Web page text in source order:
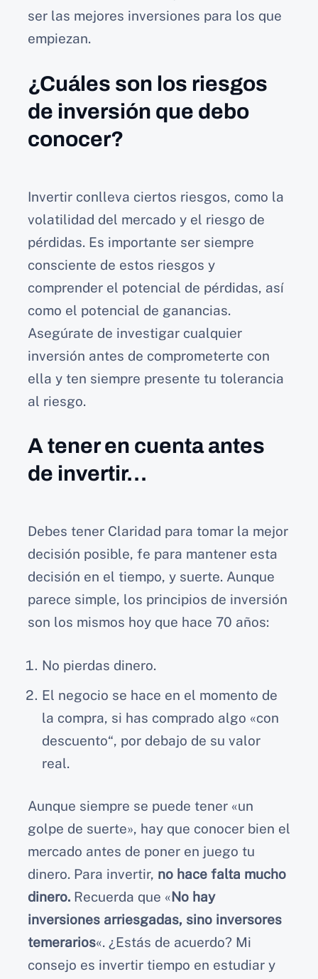
ser las mejores inversiones para los que
empiezan.
¿Cuáles son los riesgos
de inversión que debo
conocer?
Invertir conlleva ciertos riesgos, como la
volatilidad del mercado y el riesgo de
pérdidas. Es importante ser siempre
consciente de estos riesgos y
comprender el potencial de pérdidas, así
como el potencial de ganancias.
Asegúrate de investigar cualquier
inversión antes de comprometerte con
ella y ten siempre presente tu tolerancia
al riesgo.
A tener en cuenta antes
de invertir…
Debes tener Claridad para tomar la mejor
decisión posible, fe para mantener esta
decisión en el tiempo, y suerte. Aunque
parece simple, los principios de inversión
son los mismos hoy que hace 70 años:
No pierdas dinero.
El negocio se hace en el momento de
la compra, si has comprado algo «con
descuento“, por debajo de su valor
real.
Aunque siempre se puede tener «un
golpe de suerte», hay que conocer bien el
mercado antes de poner en juego tu
dinero. Para invertir, no hace falta mucho
dinero. Recuerda que «No hay
inversiones arriesgadas, sino inversores
temerarios«. ¿Estás de acuerdo? Mi
consejo es invertir tiempo en estudiar y